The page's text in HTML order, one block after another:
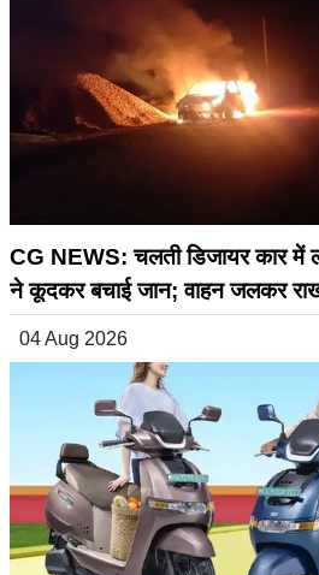
CG NEWS: चलती डिजायर कार में
ने कूदकर बचाई जान; वाहन जलकर
04 Aug 2026